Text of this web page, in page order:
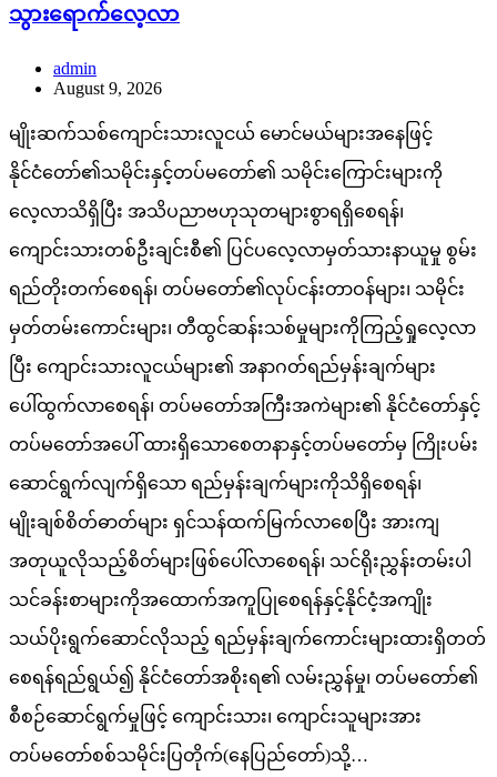
သွားရောက်လေ့လာ
admin
August 9, 2026
မျိုးဆက်သစ်ကျောင်းသားလူငယ် မောင်မယ်များအနေဖြင့်
နိုင်ငံတော်၏သမိုင်းနှင့်တပ်မတော်၏ သမိုင်းကြောင်းများကို
လေ့လာသိရှိပြီး အသိပညာဗဟုသုတများစွာရရှိစေရန်၊
ကျောင်းသားတစ်ဦးချင်းစီ၏ ပြင်ပလေ့လာမှတ်သားနာယူမှု စွမ်း
ရည်တိုးတက်စေရန်၊ တပ်မတော်၏လုပ်ငန်းတာဝန်များ၊ သမိုင်း
မှတ်တမ်းကောင်းများ၊ တီထွင်ဆန်းသစ်မှုများကိုကြည့်ရှုလေ့လာ
ပြီး ကျောင်းသားလူငယ်များ၏ အနာဂတ်ရည်မှန်းချက်များ
ပေါ်ထွက်လာစေရန်၊ တပ်မတော်အကြီးအကဲများ၏ နိုင်ငံတော်နှင့်
တပ်မတော်အပေါ် ထားရှိသောစေတနာနှင့်တပ်မတော်မှ ကြိုးပမ်း
ဆောင်ရွက်လျက်ရှိသော ရည်မှန်းချက်များကိုသိရှိစေရန်၊
မျိုးချစ်စိတ်ဓာတ်များ ရှင်သန်ထက်မြက်လာစေပြီး အားကျ
အတုယူလိုသည့်စိတ်များဖြစ်ပေါ်လာစေရန်၊ သင်ရိုးညွှန်းတမ်းပါ
သင်ခန်းစာများကိုအထောက်အကူပြုစေရန်နှင့်နိုင်ငံ့အကျိုး
သယ်ပိုးရွက်ဆောင်လိုသည့် ရည်မှန်းချက်ကောင်းများထားရှိတတ်
စေရန်ရည်ရွယ်၍ နိုင်ငံတော်အစိုးရ၏ လမ်းညွှန်မှု၊ တပ်မတော်၏
စီစဉ်ဆောင်ရွက်မှုဖြင့် ကျောင်းသား၊ ကျောင်းသူများအား
တပ်မတော်စစ်သမိုင်းပြတိုက်(နေပြည်တော်)သို့…